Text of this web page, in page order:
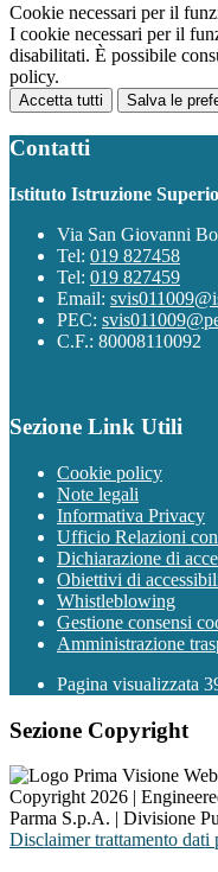
Cookie necessari per il
I cookie necessari per il
disabilitati. È possibile
policy.
Accetta tutti Salva le
Contatti
Istituto Istruzione
Via San Giovanni
Tel: 019 827458
Tel: 019 827459
Email:
PEC:
C.F.: 80008110092
Sezione Link Utili
Cookie policy
Note legali
Informativa Privacy
Ufficio Relazioni
Dichiarazione di
Obiettivi di
Whistleblowing
Gestione consensi
Amministrazione
Pagina visualizzata
Sezione Copyright
Copyright 2026 |
Parma S.p.A. | Divisione
Disclaimer trattamento dati